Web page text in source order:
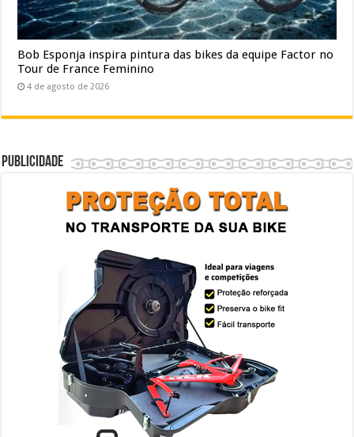
Bob Esponja inspira pintura das bikes da equipe Factor no
Tour de France Feminino
4 de agosto de 2026
Publicidade